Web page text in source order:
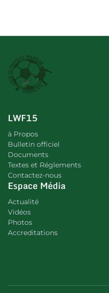
LWF15
à Propos
Bulletin officiel
Documents
Textes et Réglements
Contactez-nous
Espace Média
Actualité
Vidéos
Photos
Accreditations